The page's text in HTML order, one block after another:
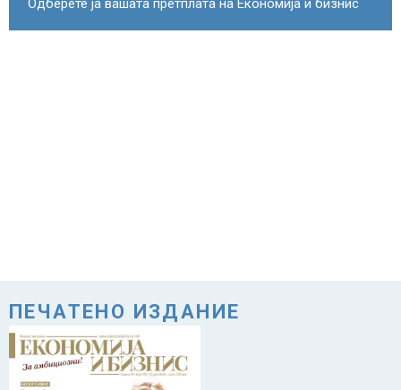
Одберете ја вашата претплата на Економија и бизнис
ПЕЧАТЕНО ИЗДАНИЕ